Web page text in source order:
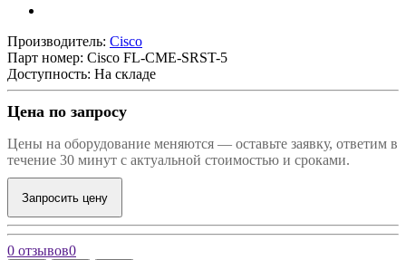
Производитель: Cisco
Парт номер: Cisco FL-CME-SRST-5
Доступность: На складе
Цена по запросу
Цены на оборудование меняются — оставьте заявку, ответим в
течение 30 минут с актуальной стоимостью и сроками.
Запросить цену
0 отзывов0